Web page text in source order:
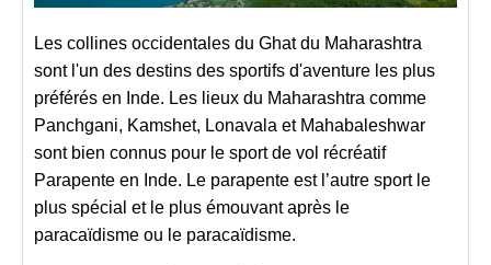
Les collines occidentales du Ghat du Maharashtra
sont l'un des destins des sportifs d'aventure les plus
préférés en Inde. Les lieux du Maharashtra comme
Panchgani, Kamshet, Lonavala et Mahabaleshwar
sont bien connus pour le sport de vol récréatif
Parapente en Inde. Le parapente est l’autre sport le
plus spécial et le plus émouvant après le
paracaïdisme ou le paracaïdisme.